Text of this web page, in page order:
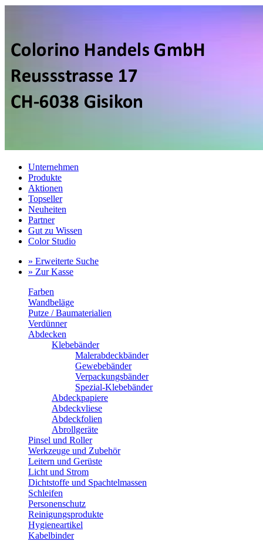
Unternehmen
Produkte
Aktionen
Topseller
Neuheiten
Partner
Gut zu Wissen
Color Studio
» Erweiterte Suche
» Zur Kasse
Farben
Wandbeläge
Putze / Baumaterialien
Verdünner
Abdecken
Klebebänder
Malerabdeckbänder
Gewebebänder
Verpackungsbänder
Spezial-Klebebänder
Abdeckpapiere
Abdeckvliese
Abdeckfolien
Abrollgeräte
Pinsel und Roller
Werkzeuge und Zubehör
Leitern und Gerüste
Licht und Strom
Dichtstoffe und Spachtelmassen
Schleifen
Personenschutz
Reinigungsprodukte
Hygieneartikel
Kabelbinder